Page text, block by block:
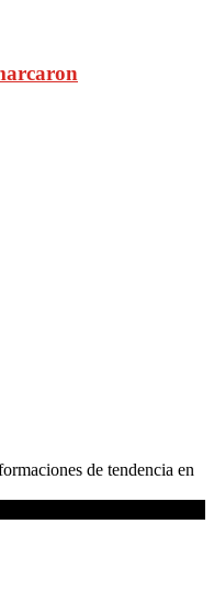
de tendencia en